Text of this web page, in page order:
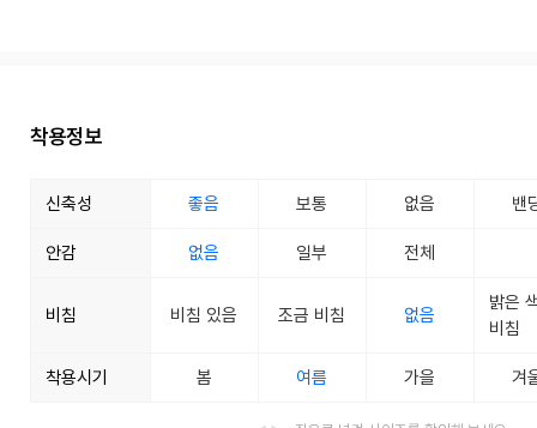
착용정보
신축성 좋음 보통 없음 밴
안감 없음 일부 전체
비침 비침 있음 조금 비침 없음
밝은
비침
착용시기 봄 여름 가을 겨